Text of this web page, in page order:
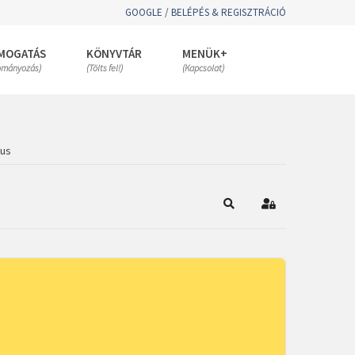
GOOGLE / BELÉPÉS & REGISZTRÁCIÓ
KÖNYVTÁR
(Tölts fel!)
MENÜK+
(Kapcsolat)
KeresésBejelentkezés